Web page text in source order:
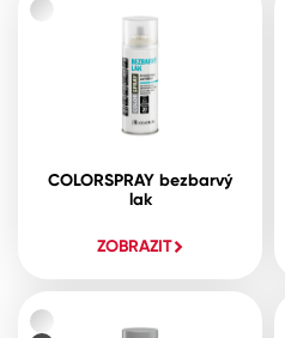
COLORSPRAY bezbarvý
lak
ZOBRAZIT